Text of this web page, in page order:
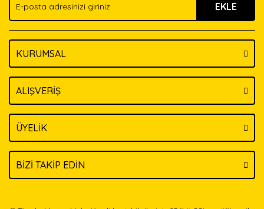
Bu ürüne benzer farklı alternatifler olmalı.
EKLE
KURUMSAL
ALIŞVERİŞ
ÜYELİK
BİZİ TAKİP EDİN